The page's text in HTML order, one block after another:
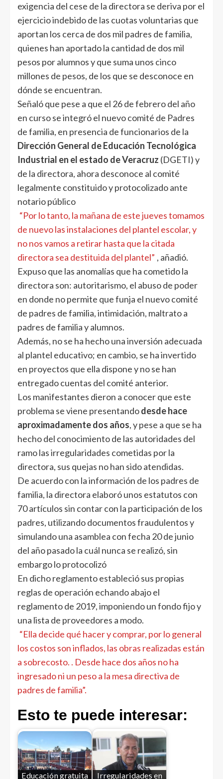
exigencia del cese de la directora se deriva por el
ejercicio indebido de las cuotas voluntarias que
aportan los cerca de dos mil padres de familia,
quienes han aportado la cantidad de dos mil
pesos por alumnos y que suma unos cinco
millones de pesos, de los que se desconoce en
dónde se encuentran.
Señaló que pese a que el 26 de febrero del año
en curso se integró el nuevo comité de Padres
de familia, en presencia de funcionarios de la
Dirección General de Educación Tecnológica
Industrial en el estado de Veracruz (DGETI) y
de la directora, ahora desconoce al comité
legalmente constituido y protocolizado ante
notario público
“Por lo tanto, la mañana de este jueves tomamos
de nuevo las instalaciones del plantel escolar, y
no nos vamos a retirar hasta que la citada
directora sea destituida del plantel” , añadió.
Expuso que las anomalías que ha cometido la
directora son: autoritarismo, el abuso de poder
en donde no permite que funja el nuevo comité
de padres de familia, intimidación, maltrato a
padres de familia y alumnos.
Además, no se ha hecho una inversión adecuada
al plantel educativo; en cambio, se ha invertido
en proyectos que ella dispone y no se han
entregado cuentas del comité anterior.
Los manifestantes dieron a conocer que este
problema se viene presentandodesde hace
aproximadamente dos años, y pese a que se ha
hecho del conocimiento de las autoridades del
ramo las irregularidades cometidas por la
directora, sus quejas no han sido atendidas.
De acuerdo con la información de los padres de
familia, la directora elaboró unos estatutos con
70 artículos sin contar con la participación de los
padres, utilizando documentos fraudulentos y
simulando una asamblea con fecha 20 de junio
del año pasado la cuál nunca se realizó, sin
embargo lo protocolizó
En dicho reglamento estableció sus propias
reglas de operación echando abajo el
reglamento de 2019, imponiendo un fondo fijo y
una lista de proveedores a modo.
“Ella decide qué hacer y comprar, por lo general
los costos son inflados, las obras realizadas están
a sobrecosto. . Desde hace dos años no ha
ingresado ni un peso a la mesa directiva de
padres de familia”.
Esto te puede interesar:
Educación gratuita Irregularidades en